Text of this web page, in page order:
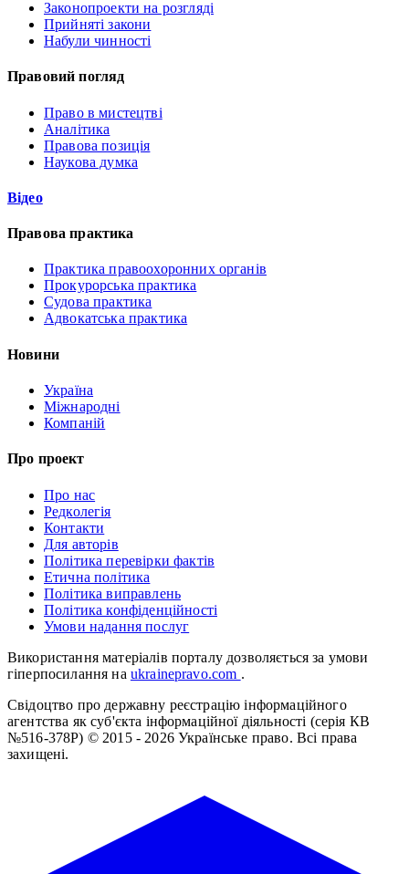
Законопроекти на розгляді
Прийняті закони
Набули чинності
Правовий погляд
Право в мистецтві
Аналітика
Правова позиція
Наукова думка
Відео
Правова практика
Практика правоохоронних органів
Прокурорська практика
Судова практика
Адвокатська практика
Новини
Україна
Міжнародні
Компаній
Про проект
Про нас
Редколегія
Контакти
Для авторів
Політика перевірки фактів
Етична політика
Політика виправлень
Політика конфіденційності
Умови надання послуг
Використання матеріалів порталу дозволяється за умови
гіперпосилання на ukrainepravo.com .
Свідоцтво про державну реєстрацію інформаційного
агентства як суб'єкта інформаційної діяльності (серія КВ
№516-378Р) © 2015 - 2026 Українське право. Всі права
захищені.